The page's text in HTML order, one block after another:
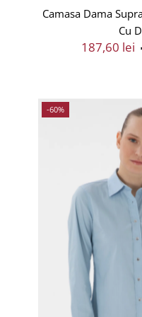
Camasa Dama
Cu
Preț
187,60 lei
-60%